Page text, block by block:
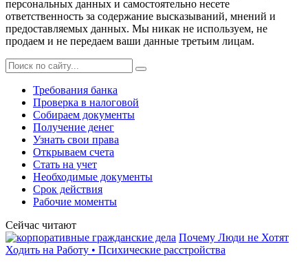
персональных данных и самостоятельно несете
ответственность за содержание высказываний, мнений и
предоставляемых данных. Мы никак не используем, не
продаем и не передаем ваши данные третьим лицам.
Требования банка
Проверка в налоговой
Собираем документы
Получение денег
Узнать свои права
Открываем счета
Стать на учет
Необходимые документы
Срок действия
Рабочие моменты
Сейчас читают
Почему Люди не Хотят
Ходить на Работу • Психические расстройства